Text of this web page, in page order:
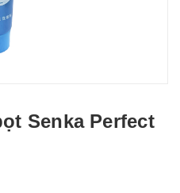
Senka Perfect